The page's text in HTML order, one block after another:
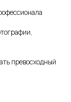
превосходный